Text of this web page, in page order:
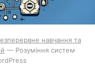
навчання та
— Розуміння систем